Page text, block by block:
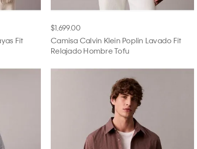
Fit
$1,699.00
Camisa Calvin Klein Poplin Lavado Fit
Relajado Hombre Tofu